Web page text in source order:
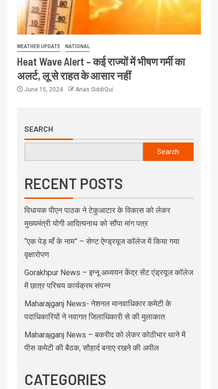
WEATHER UPDATE NATIONAL
Heat Wave Alert – कई राज्यों में भीषण गर्मी का
अलर्ट, लू से राहत के आसार नहीं
June 15, 2024 Anas SiddiQui
SEARCH
Search
RECENT POSTS
विधायक पीएन पाठक ने टेकुआटार के विकास को लेकर
मुख्यमंत्री योगी आदित्यनाथ को सौंपा मांग पत्र
“एक पेड़ माँ के नाम” – सेण्ट ऐण्ड्रयूज कॉलेज में किया गया
वृक्षारोपण
Gorakhpur News – इग्नू अध्ययन केंद्र सेंट एंड्रयूज कॉलेज
में छात्र परिचय कार्यक्रम संपन्न
Maharajganj News- नेशनल मानवाधिकार कमेटी के
पदाधिकारियों ने नवागत जिलाधिकारी से की मुलाकात
Maharajganj News – बकरीद को लेकर कोठीभार थाने में
पीस कमेटी की बैठक, सौहार्द बनाए रखने की अपील
CATEGORIES